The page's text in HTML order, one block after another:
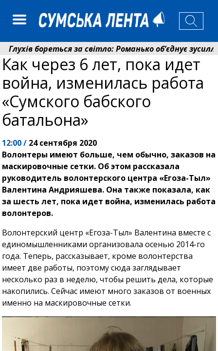
бореться за світло: Романько об’єднує зусилля
фонд Сумщини спрямував 0,2 млрд грн на
Как через 6 лет, пока идет
война, изменилась работа
«Сумского бабского
батальона»
12:00 / 24 сентября 2020
Волонтеры имеют больше, чем обычно, заказов на
маскировочные сетки. Об этом рассказала
руководитель волонтерского центра «Егоза-Тыл»
Валентина Андрияшева. Она также показала, как
за шесть лет, пока идет война, изменилась работа
волонтеров.
Волонтерский центр «Егоза-Тыл» Валентина вместе с
единомышленниками организовала осенью 2014-го
года. Теперь, рассказывает, кроме волонтерства
имеет две работы, поэтому сюда заглядывает
несколько раз в неделю, чтобы решить дела, которые
накопились. Сейчас имеют много заказов от военных
именно на маскировочные сетки.